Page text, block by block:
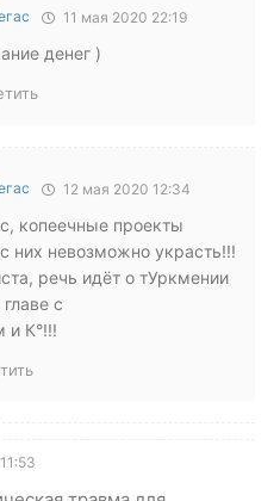
11 мая 2020 22:19
денег )
12 мая 2020 12:34
копеечные проекты
них невозможно украсть!!!
речь идёт о тУркмении
с
и К°!!!